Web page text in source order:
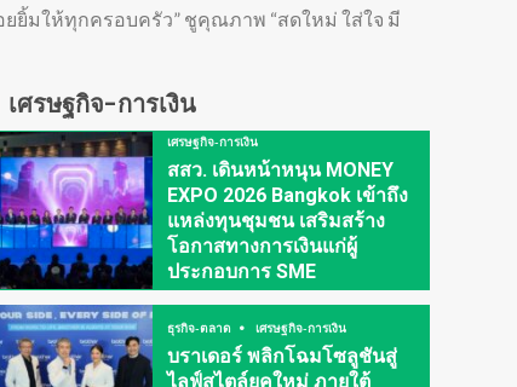
ยิ้มให้ทุกครอบครัว” ชูคุณภาพ “สดใหม่ ใส่ใจ มี
เศรษฐกิจ-การเงิน
เศรษฐกิจ-การเงิน
สสว. เดินหน้าหนุน MONEY
EXPO 2026 Bangkok เข้าถึง
แหล่งทุนชุมชน เสริมสร้าง
โอกาสทางการเงินแก่ผู้
ประกอบการ SME
ธุรกิจ-ตลาด เศรษฐกิจ-การเงิน
บราเดอร์ พลิกโฉมโซลูชันสู่
ไลฟ์สไตล์ยุคใหม่ ภายใต้